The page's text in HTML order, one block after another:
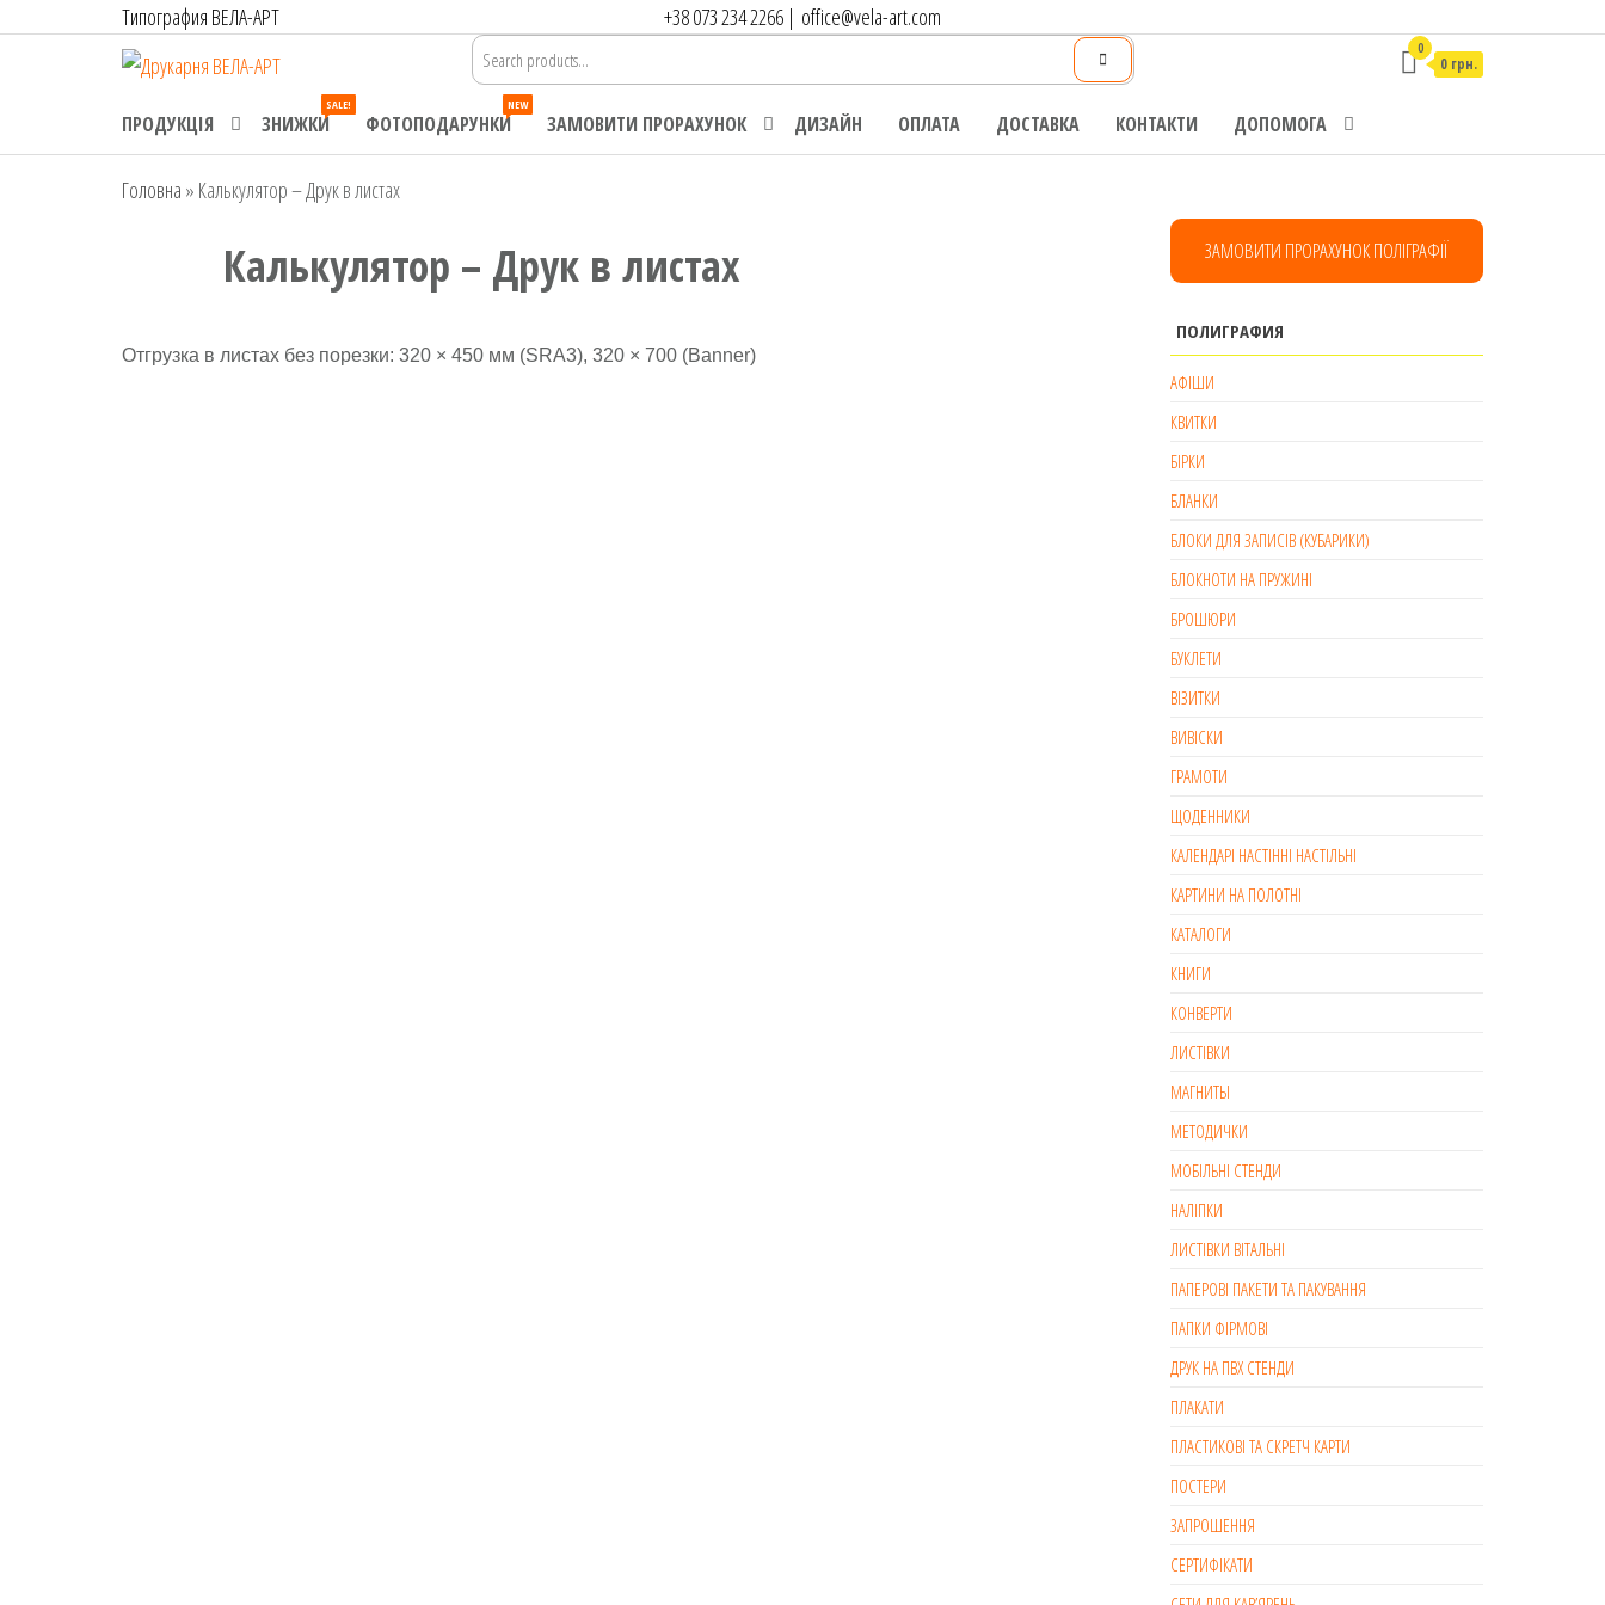
Типография ВЕЛА-АРТ +38 073 234 2266 | office@vela-art.com
ВЕЛА-АРТ
широкоформатний
друк. Замовлення
0
0 грн.
ПРОДУКЦІЯ ЗНИЖКИ
SALE!
ФОТОПОДАРУНКИ
NEW
ЗАМОВИТИ ПРОРАХУНОК ДИЗАЙН ОПЛАТА ДОСТАВКА КОНТАКТИ ДОПОМОГА
Головна » Калькулятор – Друк в листах
Калькулятор – Друк в листах
Отгрузка в листах без порезки: 320 × 450 мм (SRA3), 320 × 700 (Banner)
ЗАМОВИТИ ПРОРАХУНОК ПОЛІГРАФІЇ
ПОЛИГРАФИЯ
АФІШИ
КВИТКИ
БІРКИ
БЛАНКИ
БЛОКИ ДЛЯ ЗАПИСІВ (КУБАРИКИ)
БЛОКНОТИ НА ПРУЖИНІ
БРОШЮРИ
БУКЛЕТИ
ВІЗИТКИ
ВИВІСКИ
ГРАМОТИ
ЩОДЕННИКИ
КАЛЕНДАРІ НАСТІННІ НАСТІЛЬНІ
КАРТИНИ НА ПОЛОТНІ
КАТАЛОГИ
КНИГИ
КОНВЕРТИ
ЛИСТІВКИ
МАГНИТЫ
МЕТОДИЧКИ
МОБІЛЬНІ СТЕНДИ
НАЛІПКИ
ЛИСТІВКИ ВІТАЛЬНІ
ПАПЕРОВІ ПАКЕТИ ТА ПАКУВАННЯ
ПАПКИ ФІРМОВІ
ДРУК НА ПВХ СТЕНДИ
ПЛАКАТИ
ПЛАСТИКОВІ ТА СКРЕТЧ КАРТИ
ПОСТЕРИ
ЗАПРОШЕННЯ
СЕРТИФІКАТИ